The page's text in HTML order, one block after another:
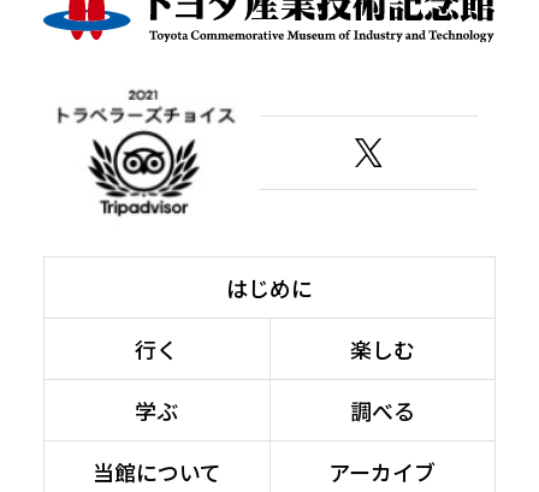
はじめに
行く
楽しむ
学ぶ
調べる
当館について
アーカイブ